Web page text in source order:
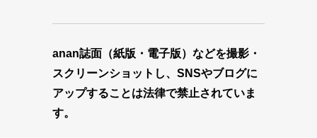
anan誌面（紙版・電子版）などを撮影・
スクリーンショットし、SNSやブログに
アップすることは法律で禁止されていま
す。